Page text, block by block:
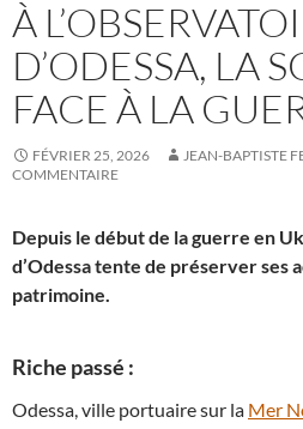
À
D’ODESSA, LA
FACE À LA
FÉVRIER 25, 2026 JEAN-BAPTISTE
COMMENTAIRE
Depuis le début de la guerre en
d’Odessa tente de préserver ses
patrimoine.
Riche passé :
Odessa, ville portuaire sur la Mer